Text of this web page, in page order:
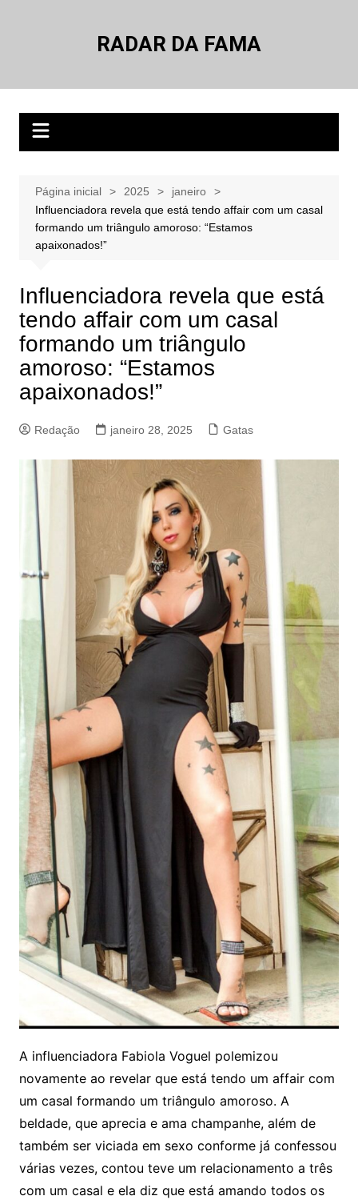
RADAR DA FAMA
Página inicial 2025
janeiro
Influenciadora revela que está tendo affair com um casal
formando um triângulo amoroso: “Estamos
apaixonados!”
Influenciadora revela que está
tendo affair com um casal
formando um triângulo
amoroso: “Estamos
apaixonados!”
Redação janeiro 28, 2025 Gatas
A influenciadora Fabiola Voguel polemizou
novamente ao revelar que está tendo um affair com
um casal formando um triângulo amoroso. A
beldade, que aprecia e ama champanhe, além de
também ser viciada em sexo conforme já confessou
várias vezes, contou teve um relacionamento a três
com um casal e ela diz que está amando todos os